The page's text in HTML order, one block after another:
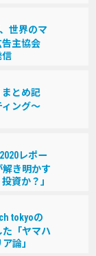
世界のマ
主協会
信
まとめ記
ング～
レポー
解き明かす
資か？」
tokyoの
た「ヤマハ
論」